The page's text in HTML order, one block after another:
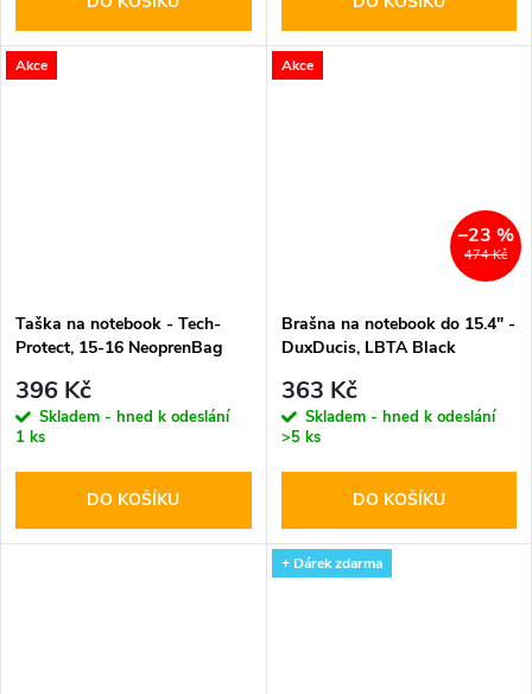
Akce
Taška na notebook - Tech-
Protect, 15-16 NeoprenBag
396 Kč
Skladem - hned k odeslání
1 ks
DO KOŠÍKU
Akce
474 Kč
–23 %
Brašna na notebook do 15.4" -
DuxDucis, LBTA Black
363 Kč
Skladem - hned k odeslání
>5 ks
DO KOŠÍKU
+ Dárek zdarma